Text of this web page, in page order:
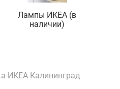
Лампы ИКЕА (в
наличии)
ИКЕА Калининград